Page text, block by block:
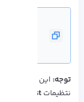
توجه: این روش در
نتظیماتPHP Ultrafast